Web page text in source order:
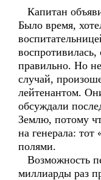
Капитан
Было время,
воспротивилась,
правильно. Но
случай,
лейтенантом.
обсуждали
Землю, потому
на генерала: тот
полями.
Возможность
миллиарды раз